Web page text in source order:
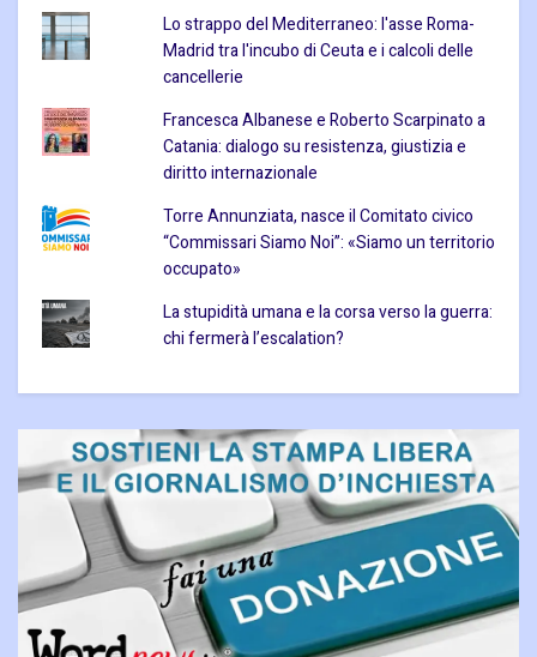
Lo strappo del Mediterraneo: l'asse Roma-
Madrid tra l'incubo di Ceuta e i calcoli delle
cancellerie
Francesca Albanese e Roberto Scarpinato a
Catania: dialogo su resistenza, giustizia e
diritto internazionale
Torre Annunziata, nasce il Comitato civico
“Commissari Siamo Noi”: «Siamo un territorio
occupato»
La stupidità umana e la corsa verso la guerra:
chi fermerà l’escalation?